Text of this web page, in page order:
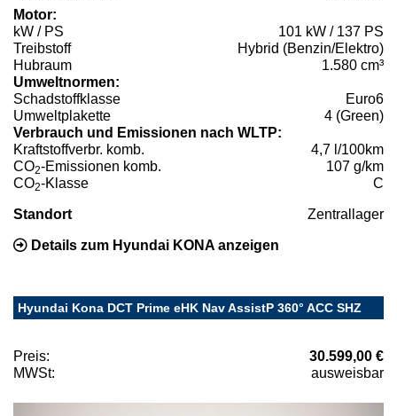
Motor:
kW / PS
101 kW / 137 PS
Treibstoff
Hybrid (Benzin/Elektro)
Hubraum
1.580 cm³
Umweltnormen:
Schadstoffklasse
Euro6
Umweltplakette
4 (Green)
Verbrauch und Emissionen nach WLTP:
Kraftstoffverbr. komb.
4,7 l/100km
CO2-Emissionen komb.
107 g/km
CO2-Klasse C
Standort Zentrallager
Details zum Hyundai KONA anzeigen
Hyundai Kona DCT Prime eHK Nav AssistP 360° ACC SHZ
Preis:
30.599,00 €
MWSt:
ausweisbar